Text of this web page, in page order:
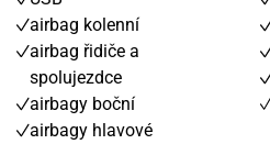
airbag kolenní
airbag řidiče a
spolujezdce
airbagy boční
airbagy hlavové